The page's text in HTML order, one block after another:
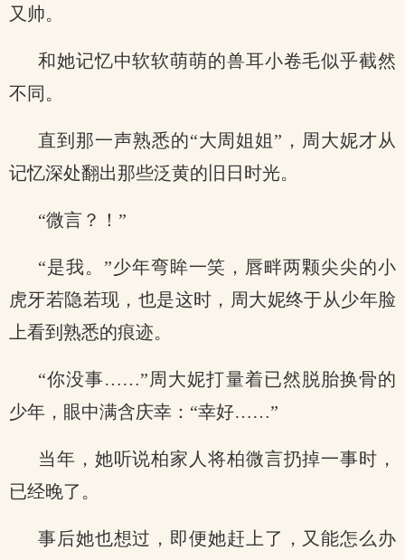
又帅。
和她记忆中软软萌萌的兽耳小卷毛似乎截然
不同。
直到那一声熟悉的“大周姐姐”，周大妮才从
记忆深处翻出那些泛黄的旧日时光。
“微言？！”
“是我。”少年弯眸一笑，唇畔两颗尖尖的小
虎牙若隐若现，也是这时，周大妮终于从少年脸
上看到熟悉的痕迹。
“你没事……”周大妮打量着已然脱胎换骨的
少年，眼中满含庆幸：“幸好……”
当年，她听说柏家人将柏微言扔掉一事时，
已经晚了。
事后她也想过，即便她赶上了，又能怎么办